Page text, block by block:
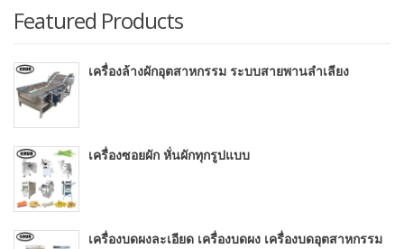
Featured Products
เครื่องล้างผักอุตสาหกรรม ระบบสายพานลำเลียง
เครื่องซอยผัก หั่นผักทุกรูปแบบ
เครื่องบดผงละเอียด เครื่องบดผง เครื่องบดอุตสาหกรรม